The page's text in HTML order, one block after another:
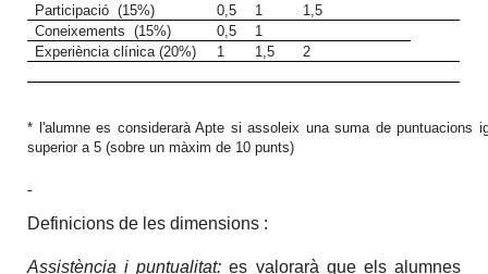
Participació (15%) 0,5 1
1,5
Coneixements (15%)
0,5
1
Experiència clínica (20%)1 1,5 2
* l'alumne es considerarà Apte si assoleix una suma de puntuacions
superior a 5 (sobre un màxim de 10 punts)
Definicions de les dimensions :
Assistència i puntualitat: es valorarà que els alumnes